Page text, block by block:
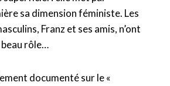
sa dimension féministe. Les
Franz et ses amis, n’ont
rôle…
documenté sur le «